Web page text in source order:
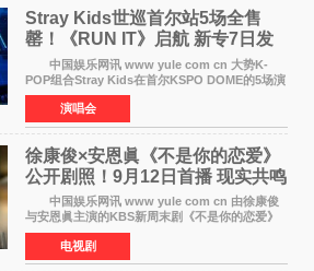
Stray Kids世巡首尔站5场全售
罄！《RUN IT》启航 新专7日发
中国娱乐网讯 www yule com cn 大势K-
POP组合Stray Kids在首尔KSPO DOME的5场演
唱会全部售罄，为新世界巡演拉开序幕。据所属
社JYP娱乐透露，Stray Kids于上月25至26日、
29日及本月1至2日
演唱会
徐康俊×安恩眞《不是你的恋爱》
公开剧照！9月12日首播 现实共鸣
罗曼史来袭
中国娱乐网讯 www yule com cn 由徐康俊
与安恩眞主演的KBS新周末剧《不是你的恋爱》
于近日公开首波剧照，正式定档9月12日首
播。 剧照中，徐康俊与安恩眞并肩而坐，眼
神中流露出复杂而微
电视剧